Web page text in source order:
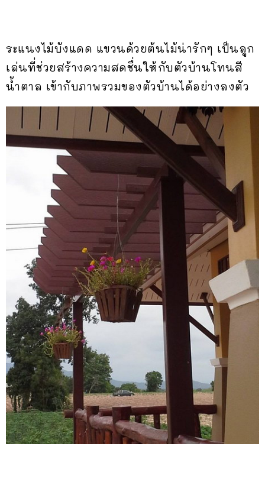
ระแนงไม้บังแดด แขวนด้วยต้นไม้น่ารักๆ เป็นลูก
เล่นที่ช่วยสร้างความสดชื่นให้กับตัวบ้านโทนสี
น้ำตาล เข้ากับภาพรวมของตัวบ้านได้อย่างลงตัว